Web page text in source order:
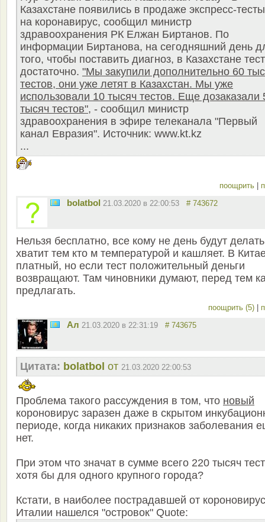
Казахстане появились в продаже экспресс-тесты
на коронавирус, сообщил министр
здравоохранения РК Елжан Биртанов. По
информации Биртанова, на сегодняшний день
того, чтобы поставить диагноз, в Казахстане
достаточно. "Мы закупили дополнительно 60
тестов, они уже летят в Казахстан. Мы уже
использовали 10 тысяч тестов. Еще дозаказали
тысяч тестов", - сообщил министр
здравоохранения в эфире телеканала "Первый
канал Евразия". Источник: www.kt.kz
...
поощрить
bolatbol 21.03.2020 в 22:00:53 # 743672
Нельзя бесплатно, все кому не день будут
хватит тем кто м температурой и кашляет. В
платный, но если тест положительный деньги
возвращают. Там чиновники думают, перед тем
предлагать.
поощрить (5)
Ал 21.03.2020 в 22:31:19 # 743675
Цитата: bolatbol от 21.03.2020 22:00:53
Проблема такого рассуждения в том, что новый
короновирус заразен даже в скрытом
периоде, когда никаких признаков заболевания
нет.
При этом что значат в сумме всего 220 тысяч
хотя бы для одного крупного города?
Кстати, в наиболее пострадавшей от
Италии нашелся "островок" Quote: